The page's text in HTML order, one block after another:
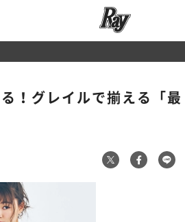
！グレイルで揃える「最